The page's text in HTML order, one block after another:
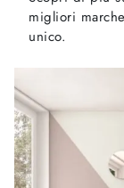
migliori
unico.